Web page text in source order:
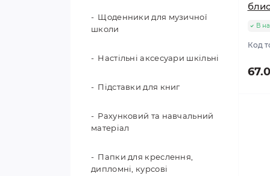
Щоденники для музичної
школи
Настільні аксесуари шкільні
Підставки для книг
Рахунковий та навчальний
матеріал
Папки для креслення,
дипломні, курсові
В
Код